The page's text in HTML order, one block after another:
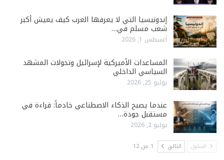
إندونيسيا التي لا يعرفها العرب كيف يعيش أكبر
شعب مسلم في…
أغسطس 1, 2026
المساعدات الأميركية لإسرائيل وتحولات المشهد
السياسي الداخلي
يوليو 25, 2026
عندما يصبح الذكاء الاصطناعي خادماً: قراءة في
مستقبل جودة…
يوليو 2, 2026
السابق التالي 1 من 12